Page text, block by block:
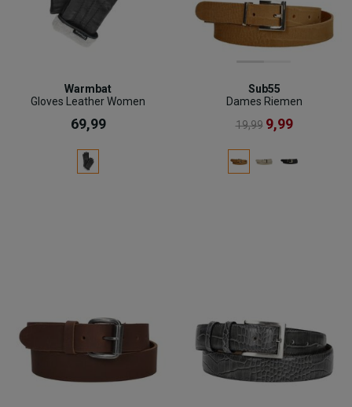
Warmbat
Gloves Leather Women
69,99
Sub55
Dames Riemen
19,99 9,99